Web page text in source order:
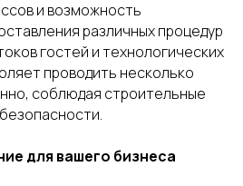
и возможность
различных процедур
гостей и технологических
проводить несколько
соблюдая строительные
для вашего бизнеса